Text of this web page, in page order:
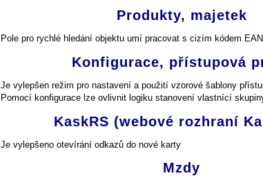
Produkty, majetek
Pole pro rychlé hledání objektu umí pracovat s cizím kódem
Konfigurace, přístupová
Je vylepšen režim pro nastavení a použití vzorové šablony
Pomocí konfigurace lze ovlivnit logiku stanovení vlastnící
KaskRS (webové rozhraní
Je vylepšeno otevírání odkazů do nové karty
Mzdy